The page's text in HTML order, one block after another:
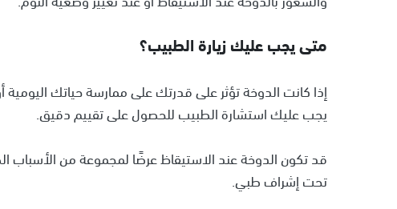
متى يجب عليك زيارة الطبيب؟
إذا كانت الدوخة تؤثر على قدرتك على ممارسة حياتك
يجب عليك استشارة الطبيب للحصول على تقييم دقيق.
قد تكون الدوخة عند الاستيقاظ عرضًا لمجموعة من الأسباب
تحت إشراف طبي.